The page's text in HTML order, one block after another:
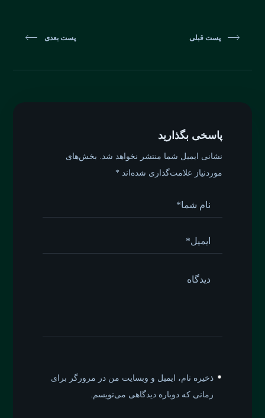
پست قبلی پست بعدی
پاسخی بگذارید
نشانی ایمیل شما منتشر نخواهد شد. بخش‌های
موردنیاز علامت‌گذاری شده‌اند*
ذخیره نام، ایمیل و وبسایت من در مرورگر برای
زمانی که دوباره دیدگاهی می‌نویسم.